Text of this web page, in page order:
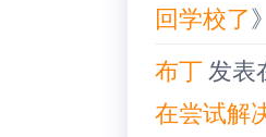
回学校了》
布丁发表
在尝试解